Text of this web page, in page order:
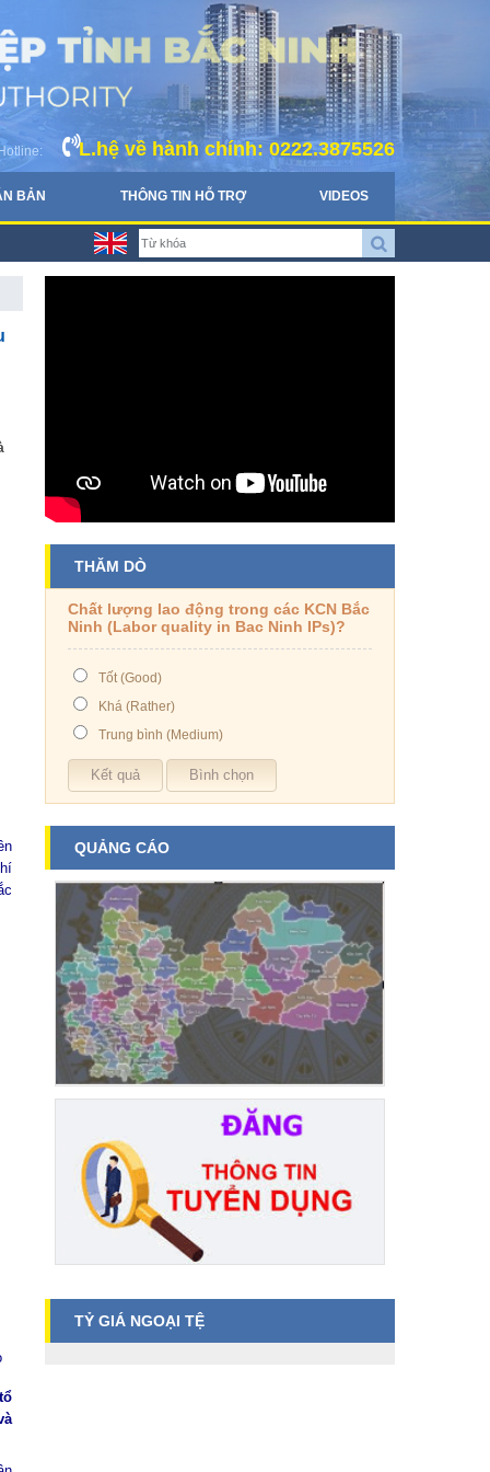
L.hệ về hành chính: 0222.3875526
BẢN THÔNG TIN HỖ TRỢ VIDEOS
THĂM DÒ
Chất lượng lao động trong các KCN Bắc
Ninh (Labor quality in Bac Ninh IPs)?
Tốt (Good)
Khá (Rather)
Trung bình (Medium)
QUẢNG CÁO
TỶ GIÁ NGOẠI TỆ